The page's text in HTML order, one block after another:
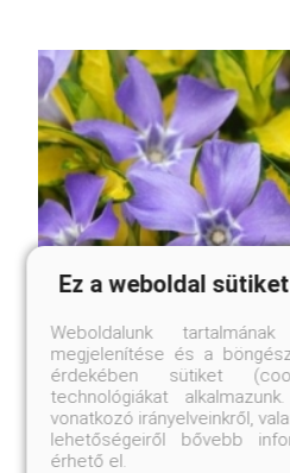
Ez a weboldal
Weboldalunk
megjelenítése és a
érdekében sütiket
technológiákat
vonatkozó irányelveinkről,
lehetőségeiről bővebb
érhető el.